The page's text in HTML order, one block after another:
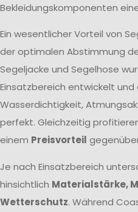
Bekleidungskomponenten
Ein wesentlicher Vorteil von
der optimalen Abstimmung
Segeljacke und Segelhose
Einsatzbereich entwickelt
Wasserdichtigkeit,
perfekt. Gleichzeitig
einem Preisvorteil
Je nach Einsatzbereich
hinsichtlich Materialstärke,
Wetterschutz. Während